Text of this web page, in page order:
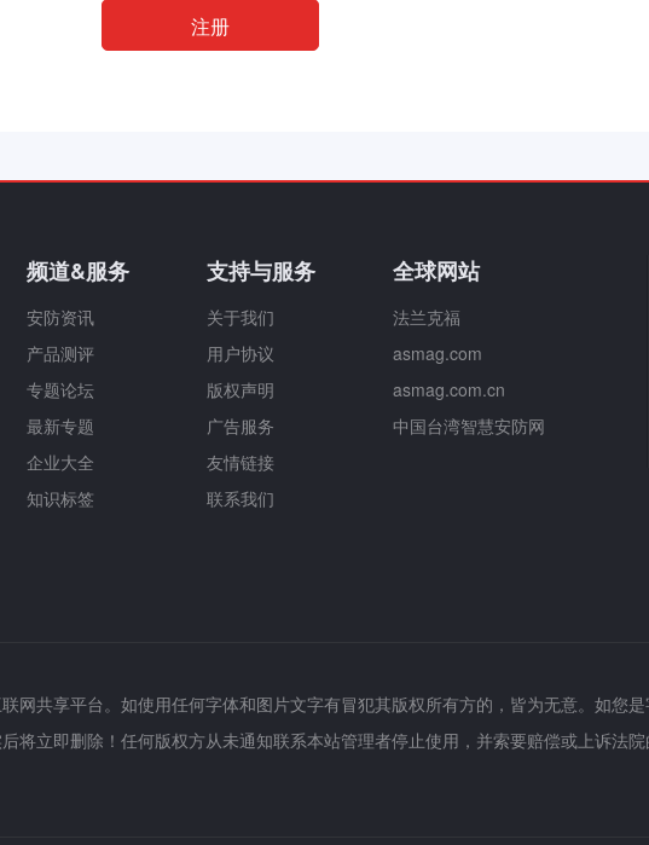
频道&服务
安防资讯
产品测评
专题论坛
最新专题
企业大全
知识标签
支持与服务
关于我们
用户协议
版权声明
广告服务
友情链接
联系我们
全球网站
法兰克福
asmag.com
asmag.com.cn
中国台湾智慧安防网
网共享平台。如使用任何字体和图片文字有冒犯其版权所有方的，皆为无意。如您
将立即删除！任何版权方从未通知联系本站管理者停止使用，并索要赔偿或上诉法